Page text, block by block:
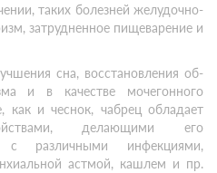
таких болезней желудочно-
затрудненное пищеварение и
сна, восстановления об-
и в качестве мочегонного
как и чеснок, чабрец обладает
делающими его
различными инфекциями,
астмой, кашлем и пр.